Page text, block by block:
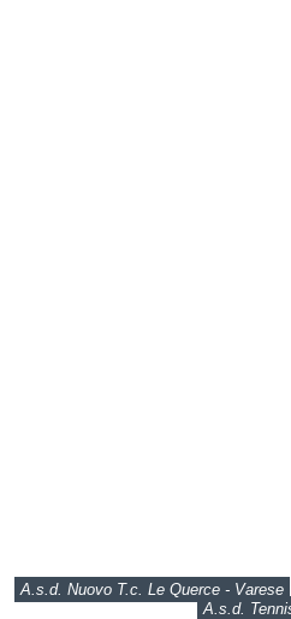
A.s.d. Nuovo T.c. Le Querce - Varese
A.s.d.